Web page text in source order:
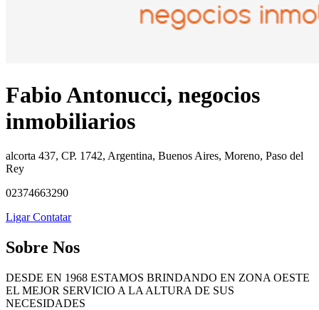
Fabio Antonucci, negocios
inmobiliarios
alcorta 437, CP. 1742, Argentina, Buenos Aires, Moreno, Paso del
Rey
02374663290
LigarContatar
Sobre Nos
DESDE EN 1968 ESTAMOS BRINDANDO EN ZONA OESTE
EL MEJOR SERVICIO A LA ALTURA DE SUS
NECESIDADES